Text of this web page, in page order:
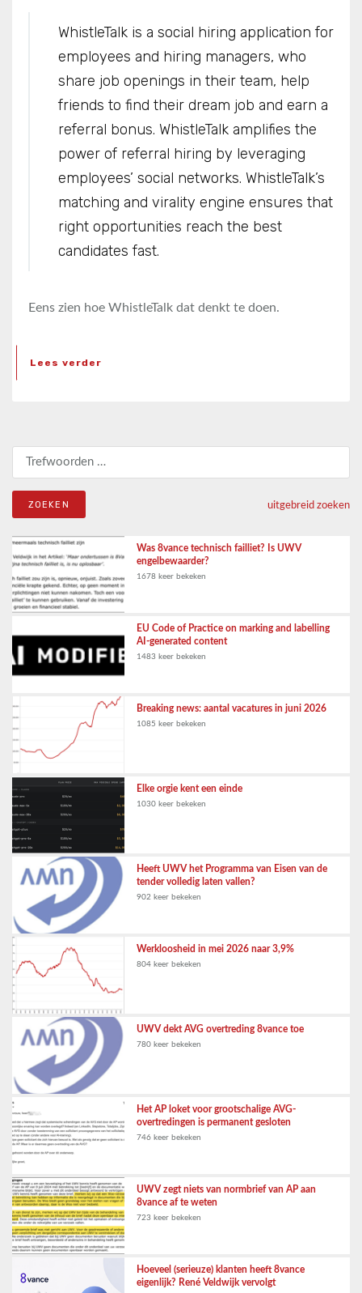
WhistleTalk is a social hiring application for
employees and hiring managers, who
share job openings in their team, help
friends to find their dream job and earn a
referral bonus. WhistleTalk amplifies the
power of referral hiring by leveraging
employees’ social networks. WhistleTalk’s
matching and virality engine ensures that
right opportunities reach the best
candidates fast.
Eens zien hoe WhistleTalk dat denkt te doen.
Lees verder
Zoeken naar:
uitgebreid zoeken
Was 8vance technisch failliet? Is UWV
engelbewaarder?
1678 keer bekeken
EU Code of Practice on marking and labelling
AI-generated content
1483 keer bekeken
Breaking news: aantal vacatures in juni 2026
1085 keer bekeken
Elke orgie kent een einde
1030 keer bekeken
Heeft UWV het Programma van Eisen van de
tender volledig laten vallen?
902 keer bekeken
Werkloosheid in mei 2026 naar 3,9%
804 keer bekeken
UWV dekt AVG overtreding 8vance toe
780 keer bekeken
Het AP loket voor grootschalige AVG-
overtredingen is permanent gesloten
746 keer bekeken
UWV zegt niets van normbrief van AP aan
8vance af te weten
723 keer bekeken
Hoeveel (serieuze) klanten heeft 8vance
eigenlijk? René Veldwijk vervolgt